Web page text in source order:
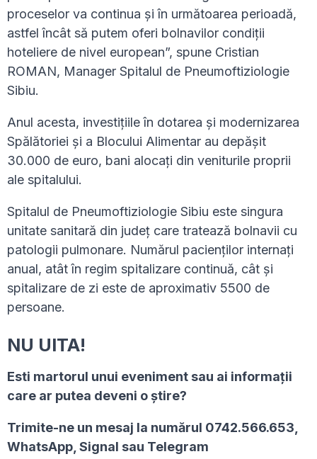
proceselor va continua și în următoarea perioadă,
astfel încât să putem oferi bolnavilor condiții
hoteliere de nivel european”, spune Cristian
ROMAN, Manager Spitalul de Pneumoftiziologie
Sibiu.
Anul acesta, investițiile în dotarea și modernizarea
Spălătoriei și a Blocului Alimentar au depășit
30.000 de euro, bani alocați din veniturile proprii
ale spitalului.
Spitalul de Pneumoftiziologie Sibiu este singura
unitate sanitară din județ care tratează bolnavii cu
patologii pulmonare. Numărul pacienților internați
anual, atât în regim spitalizare continuă, cât și
spitalizare de zi este de aproximativ 5500 de
persoane.
NU UITA!
Esti martorul unui eveniment sau ai informaţii
care ar putea deveni o ştire?
Trimite-ne un mesaj la numărul 0742.566.653,
WhatsApp, Signal sau Telegram